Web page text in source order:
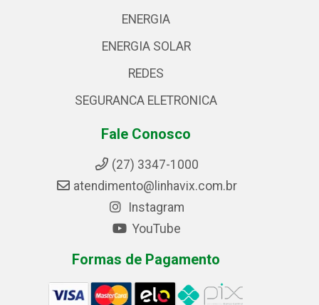
ENERGIA
ENERGIA SOLAR
REDES
SEGURANCA ELETRONICA
Fale Conosco
(27) 3347-1000
atendimento@linhavix.com.br
Instagram
YouTube
Formas de Pagamento